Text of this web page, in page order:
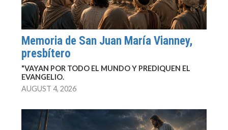
Memoria de San Juan María Vianney,
presbítero
"VAYAN POR TODO EL MUNDO Y PREDIQUEN EL
EVANGELIO.
AUGUST 4, 2026